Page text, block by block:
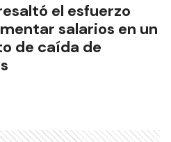
el esfuerzo
salarios en un
de caída de